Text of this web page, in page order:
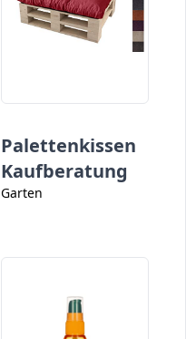
Palettenkissen
Kaufberatung
Garten